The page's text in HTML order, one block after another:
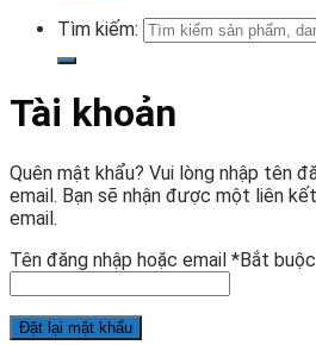
Tìm kiếm:
Tài khoản
Quên mật khẩu? Vui lòng nhập tên
email. Bạn sẽ nhận được một liên
email.
Tên đăng nhập hoặc email *Bắt buộc
Đặt lại mật khẩu